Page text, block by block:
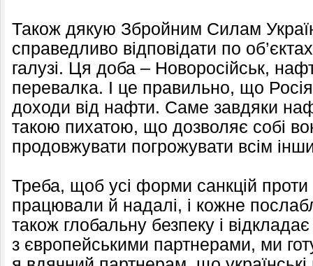
Також дякую Збройним Силам
справедливо відповідати по
галузі. Ця доба – Новоросійськ,
перевалка. І це правильно, що Росія
доходи від нафти. Саме завдяки
такою пихатою, що дозволяє собі
продовжувати погрожувати всім
Треба, щоб усі форми санкцій проти
працювали й надалі, і кожне
також глобальну безпеку і
з європейськими партнерами, ми